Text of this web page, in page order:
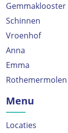
Gemmaklooster
Schinnen
Vroenhof
Anna
Emma
Rothemermolen
Menu
Locaties